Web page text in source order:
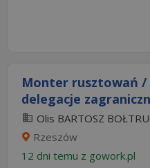
Monter rusztowań /
delegacje
Olis BARTOSZ
Rzeszów
12 dni temu z gowork.pl